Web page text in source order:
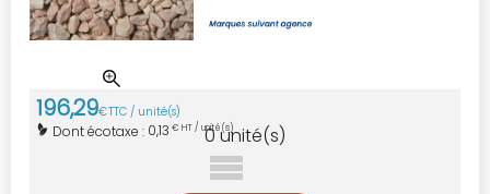
196,29€TTC / unité(s)
Dont écotaxe : 0,13 € HT / unité(s)
0 unité(s)